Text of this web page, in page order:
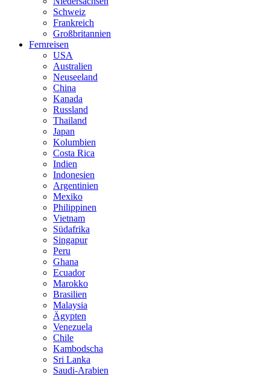
Schweiz
Frankreich
Großbritannien
Fernreisen
USA
Australien
Neuseeland
China
Kanada
Russland
Thailand
Japan
Kolumbien
Costa Rica
Indien
Indonesien
Argentinien
Mexiko
Philippinen
Vietnam
Südafrika
Singapur
Peru
Ghana
Ecuador
Marokko
Brasilien
Malaysia
Ägypten
Venezuela
Chile
Kambodscha
Sri Lanka
Saudi-Arabien